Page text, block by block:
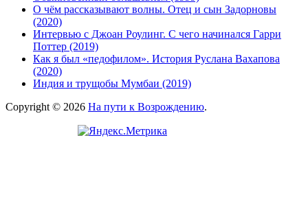
О чём рассказывают волны. Отец и сын Задорновы
(2020)
Интервью с Джоан Роулинг. С чего начинался Гарри
Поттер (2019)
Как я был «педофилом». История Руслана Вахапова
(2020)
Индия и трущобы Мумбаи (2019)
Copyright © 2026 На пути к Возрождению.